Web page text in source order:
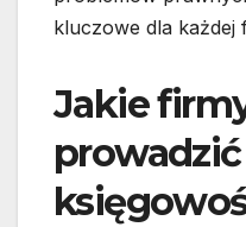
kluczowe dla każdej
Jakie
prowadzić